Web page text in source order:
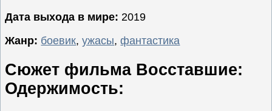
Фэнтези
Ожидаемые
кино
Дата выхода в мире: 2019
Жанр: боевик,ужасы,фантастика
Сюжет фильма Восставшие:
Одержимость: